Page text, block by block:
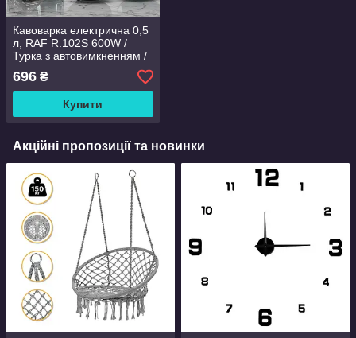
Кавоварка електрична 0,5
л, RAF R.102S 600W /
Турка з автовимкненням /
Турецький кавник для
дому
696 ₴
Купити
Акційні пропозиції та новинки